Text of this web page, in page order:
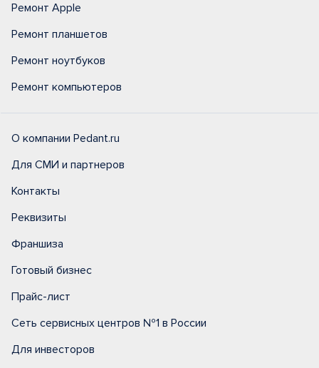
Ремонт Apple
Ремонт планшетов
Ремонт ноутбуков
Ремонт компьютеров
О компании Pedant.ru
Для СМИ и партнеров
Контакты
Реквизиты
Франшиза
Готовый бизнес
Прайс-лист
Сеть сервисных центров №1 в России
Для инвесторов